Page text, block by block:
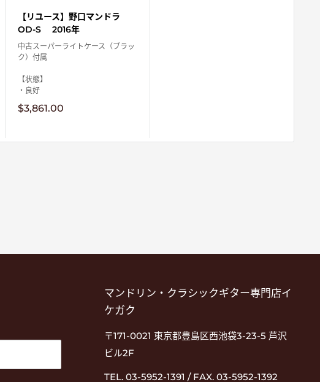
【リユース】野口マンドラ
OD-S 2016年
中古スーパーライトケース（ブラッ
ク）付属
【状態】
・良好
販
$3,861.00
マンドリン・クラシックギター専門店イ
ケガク
〒171-0021 東京都豊島区西池袋3-23-5 芦沢
ビル2F
TEL. 03-5952-1391 / FAX. 03-5952-1392